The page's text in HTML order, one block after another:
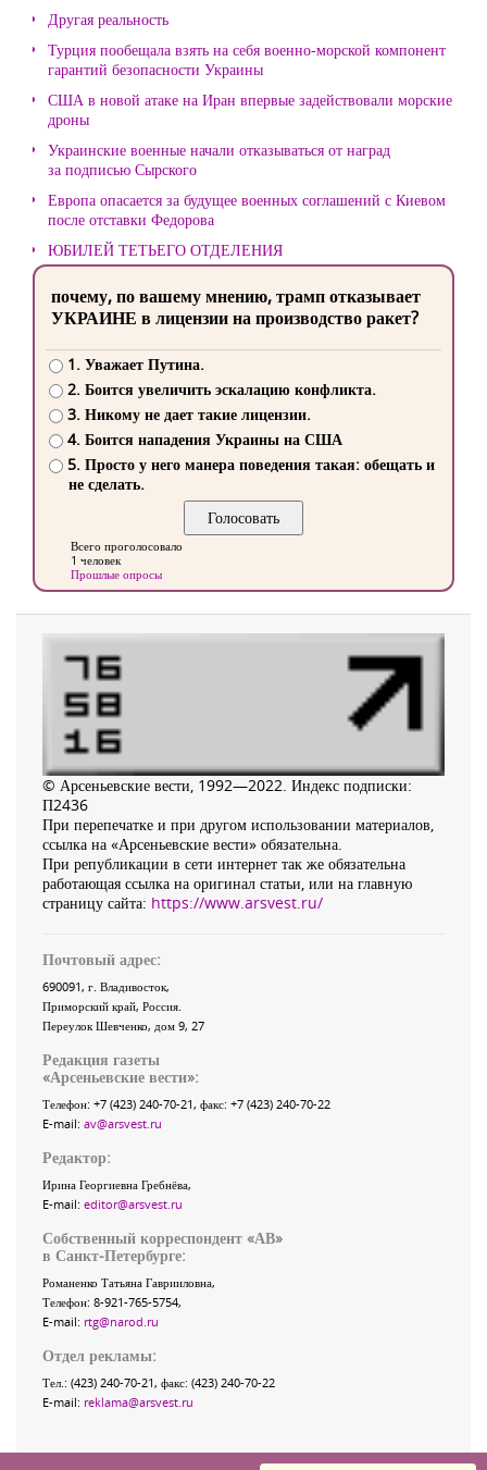
Другая реальность
Турция пообещала взять на себя военно-морской компонент
гарантий безопасности Украины
США в новой атаке на Иран впервые задействовали морские
дроны
Украинские военные начали отказываться от наград
за подписью Сырского
Европа опасается за будущее военных соглашений с Киевом
после отставки Федорова
ЮБИЛЕЙ ТЕТЬЕГО ОТДЕЛЕНИЯ
почему, по вашему мнению, трамп отказывает
УКРАИНЕ в лицензии на производство ракет?
1. Уважает Путина.
2. Боится увеличить эскалацию конфликта.
3. Никому не дает такие лицензии.
4. Боится нападения Украины на США
5. Просто у него манера поведения такая: обещать и
не сделать.
Всего проголосовало
1 человек
Прошлые опросы
© Арсеньевские вести, 1992—2022. Индекс подписки:
П2436
При перепечатке и при другом использовании материалов,
ссылка на «Арсеньевские вести» обязательна.
При републикации в сети интернет так же обязательна
работающая ссылка на оригинал статьи, или на главную
страницу сайта: https://www.arsvest.ru/
Почтовый адрес:
690091, г. Владивосток,
Приморский край, Россия
Переулок Шевченко, дом 9, 27
Редакция газеты
«Арсеньевские вести»:
Телефон: +7 (423) 240-70-21, факс: +7 (423) 240-70-22
E-mail: av@arsvest.ru
Редактор:
Ирина Георгиевна Гребнёва,
E-mail: editor@arsvest.ru
Собственный корреспондент «АВ»
в Санкт-Петербурге:
Романенко Татьяна Гаврииловна,
Телефон: 8-921-765-5754,
E-mail: rtg@narod.ru
Отдел рекламы:
Тел.: (423) 240-70-21, факс: (423) 240-70-22
E-mail: reklama@arsvest.ru